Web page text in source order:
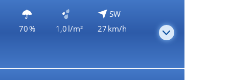
70 % 1,0 l/m²
SW
27 km/h